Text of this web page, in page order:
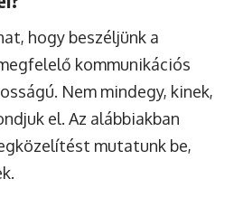
hogy beszéljünk a
kommunikációs
Nem mindegy, kinek,
el. Az alábbiakban
mutatunk be,